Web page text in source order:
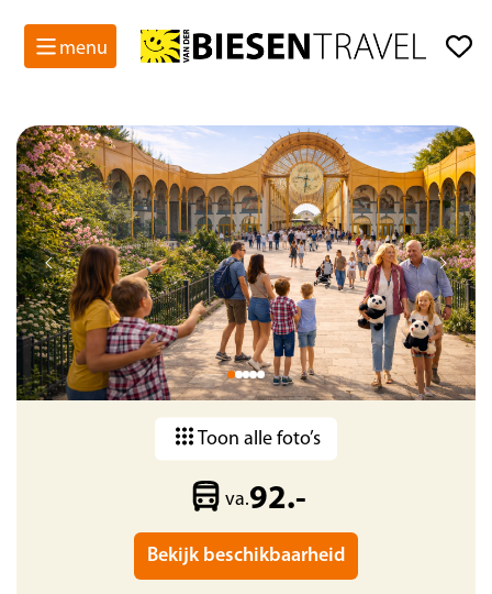
menu
Gegarandeerde data
va.92.-
Bekijk beschikbaarheid
Toon alle foto’s